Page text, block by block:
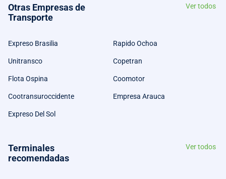
Otras Empresas de
Transporte
Ver todos
Expreso Brasilia Rapido Ochoa
Unitransco Copetran
Flota Ospina Coomotor
Cootransuroccidente Empresa Arauca
Expreso Del Sol
Terminales
recomendadas
Ver todos